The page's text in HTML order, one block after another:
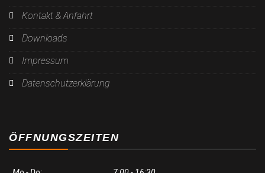
Kontakt & Anfahrt
Downloads
Impressum
Datenschutzerklärung
ÖFFNUNGSZEITEN